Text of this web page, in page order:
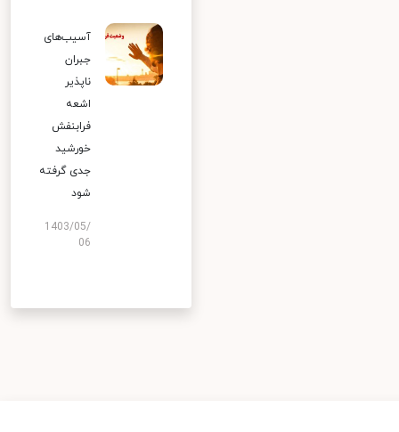
آسیب‌های
جبران
ناپذیر
اشعه
فرابنفش
خورشید
جدی گرفته
شود
1403/05/
06